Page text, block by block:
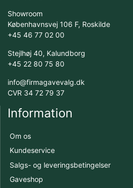
Showroom
Københavnsvej 106 F, Roskilde
+45 46 77 02 00
Stejlhøj 40, Kalundborg
+45 22 80 75 80
info@firmagavevalg.dk
CVR 34 72 79 37
Information
Om os
Kundeservice
Salgs- og leveringsbetingelser
Gaveshop